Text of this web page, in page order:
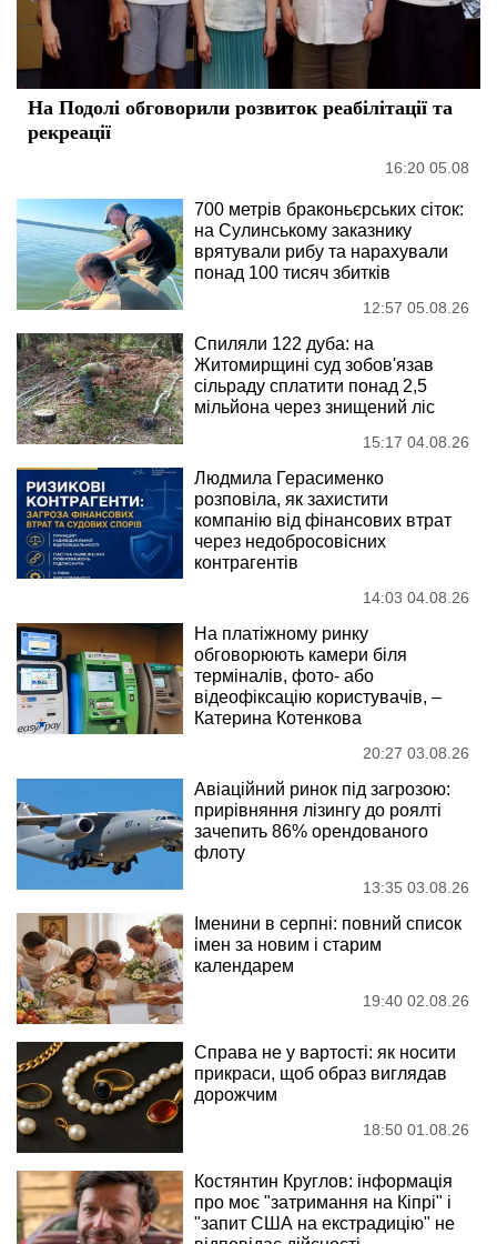
На Подолі обговорили розвиток реабілітації та
рекреації
16:20 05.08
700 метрів браконьєрських сіток:
на Сулинському заказнику
врятували рибу та нарахували
понад 100 тисяч збитків
12:57 05.08.26
Спиляли 122 дуба: на
Житомирщині суд зобов'язав
сільраду сплатити понад 2,5
мільйона через знищений ліс
15:17 04.08.26
Людмила Герасименко
розповіла, як захистити
компанію від фінансових втрат
через недобросовісних
контрагентів
14:03 04.08.26
На платіжному ринку
обговорюють камери біля
терміналів, фото- або
відеофіксацію користувачів, –
Катерина Котенкова
20:27 03.08.26
Авіаційний ринок під загрозою:
прирівняння лізингу до роялті
зачепить 86% орендованого
флоту
13:35 03.08.26
Іменини в серпні: повний список
імен за новим і старим
календарем
19:40 02.08.26
Справа не у вартості: як носити
прикраси, щоб образ виглядав
дорожчим
18:50 01.08.26
Костянтин Круглов: інформація
про моє "затримання на Кіпрі" і
"запит США на екстрадицію" не